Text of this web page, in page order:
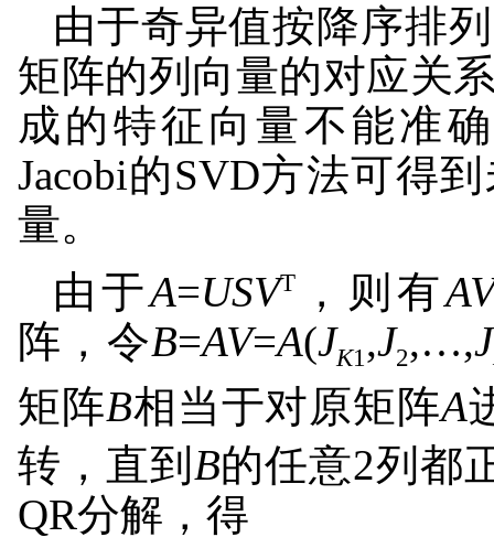
由于奇异值按降序排
矩阵的列向量的对应关
成的特征向量不能准
Jacobi的SVD方法可得
量。
由于A=USVT，则有
阵，令B=AV=A(JK1 ,J2,…,J
矩阵B相当于对原矩阵A
转，直到 B的任意2列都
QR分解，得